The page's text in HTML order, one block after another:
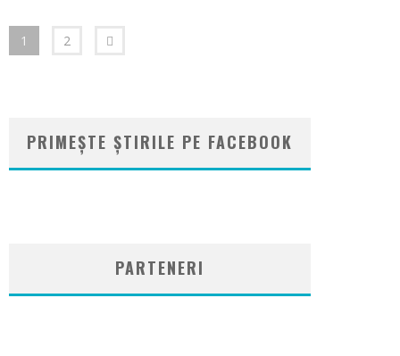
1 2
PRIMEȘTE ȘTIRILE PE FACEBOOK
PARTENERI